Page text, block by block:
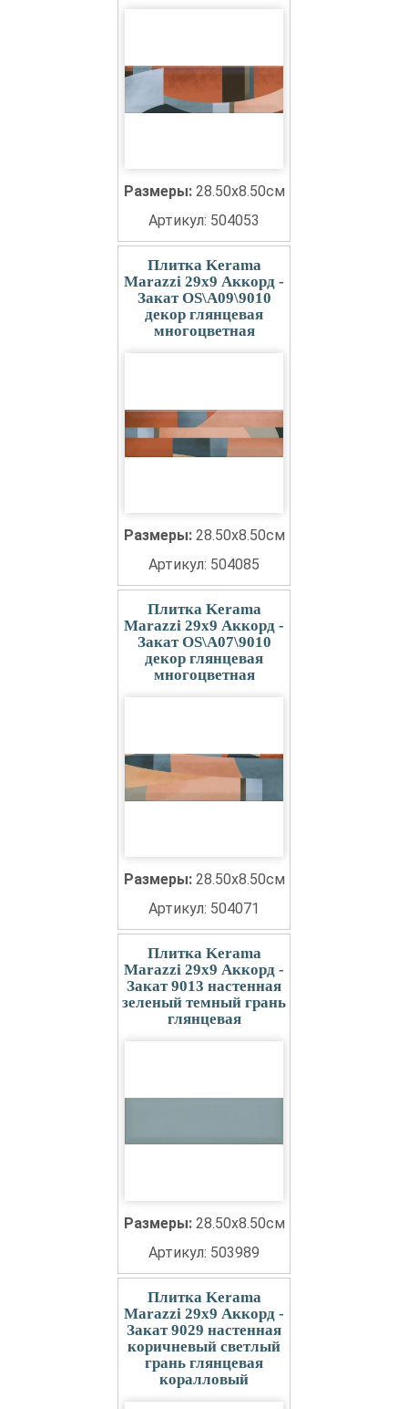
Размеры: 28.50x8.50см
Артикул: 504053
Плитка Kerama
Marazzi 29x9 Аккорд -
Закат OS\A09\9010
декор глянцевая
многоцветная
Размеры: 28.50x8.50см
Артикул: 504085
Плитка Kerama
Marazzi 29x9 Аккорд -
Закат OS\A07\9010
декор глянцевая
многоцветная
Размеры: 28.50x8.50см
Артикул: 504071
Плитка Kerama
Marazzi 29x9 Аккорд -
Закат 9013 настенная
зеленый темный грань
глянцевая
Размеры: 28.50x8.50см
Артикул: 503989
Плитка Kerama
Marazzi 29x9 Аккорд -
Закат 9029 настенная
коричневый светлый
грань глянцевая
коралловый